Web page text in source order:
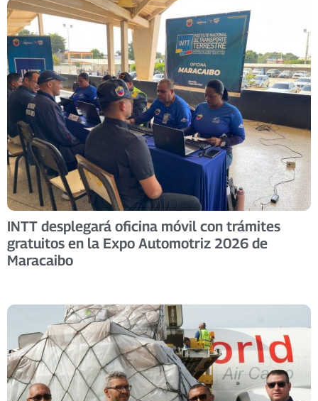
INTT desplegará oficina móvil con trámites
gratuitos en la Expo Automotriz 2026 de
Maracaibo